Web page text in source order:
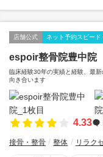
店舗公式 ネット予約スピード
espoir整骨院豊中院
臨床経験30年の実績と経験、最
向き合います
4.33
接骨・整骨 整体 リラク